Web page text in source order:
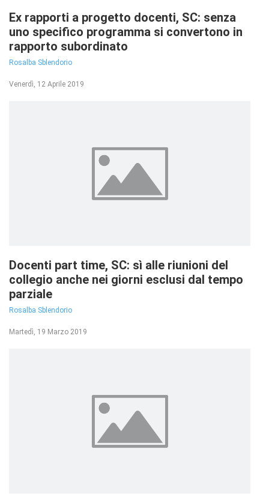
Ex rapporti a progetto docenti, SC: senza
uno specifico programma si convertono in
rapporto subordinato
Rosalba Sblendorio
Venerdì, 12 Aprile 2019
Docenti part time, SC: sì alle riunioni del
collegio anche nei giorni esclusi dal tempo
parziale
Rosalba Sblendorio
Martedì, 19 Marzo 2019